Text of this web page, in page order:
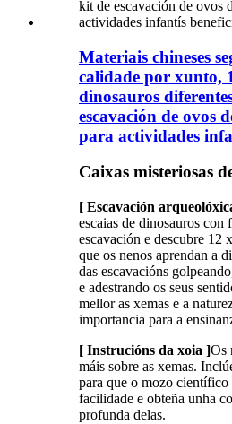
Materiais chineses
calidade por xunto,
dinosauros
escavación de ovos
para actividades
Caixas misteriosas
[ Escavación
escaias de dinosauros con
escavación e descubre 12
que os nenos aprendan a
das escavacións
e adestrando os seus
mellor as xemas e a
importancia para a
[ Instrucións da xoia ]Os
máis sobre as xemas.
para que o mozo científico
facilidade e obteña unha
profunda delas.